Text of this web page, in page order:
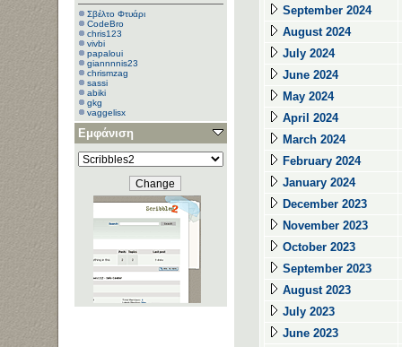
Σβέλτο Φτυάρι
CodeBro
chris123
vivbi
papaloui
giannnnis23
chrismzag
sassi
abiki
gkg
vaggelisx
Εμφάνιση
September 2024
August 2024
July 2024
June 2024
May 2024
April 2024
March 2024
February 2024
January 2024
December 2023
November 2023
October 2023
September 2023
August 2023
July 2023
June 2023